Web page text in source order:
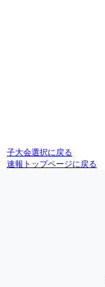
子大会選択に戻る
速報トップページに戻る